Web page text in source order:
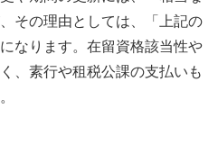
その理由としては、「上記の
なります。在留資格該当性や
、素行や租税公課の支払いも